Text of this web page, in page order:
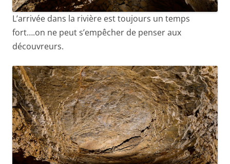
L’arrivée dans la rivière est toujours un temps
fort….on ne peut s’empêcher de penser aux
découvreurs.